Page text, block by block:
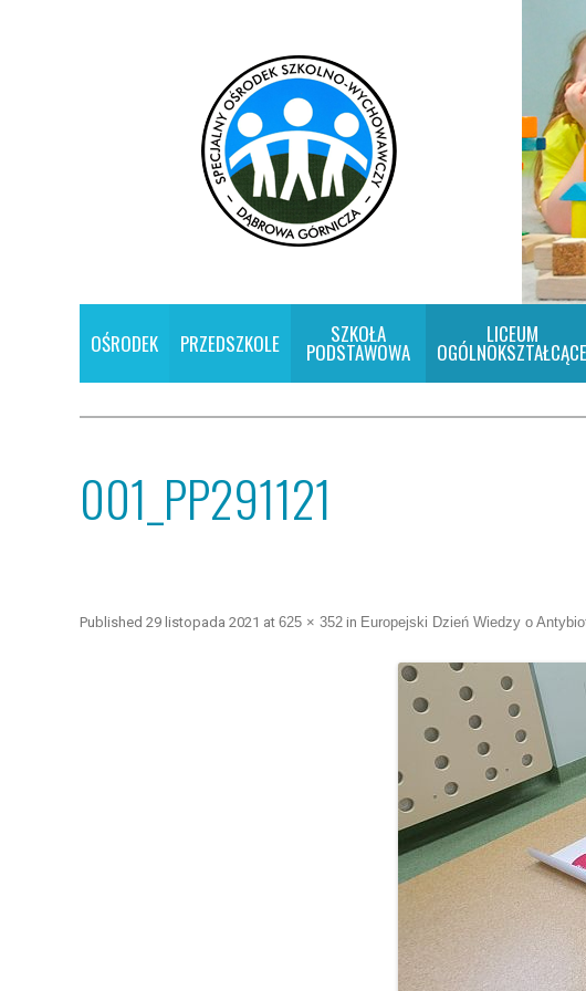
OŚRODEK PRZEDSZKOLE SZKOŁA
PODSTAWOWA
LICEUM
OGÓLNOKSZTAŁCĄCE
001_PP291121
Published 29 listopada 2021 at 625 × 352 in Europejski Dzień Wiedzy o